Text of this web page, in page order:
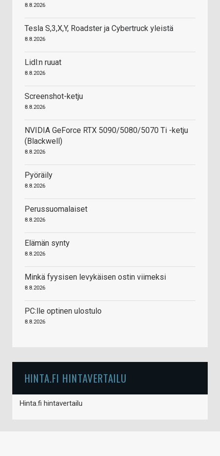
8.8.2026
Tesla S,3,X,Y, Roadster ja Cybertruck yleistä
8.8.2026
Lidl:n ruuat
8.8.2026
Screenshot-ketju
8.8.2026
NVIDIA GeForce RTX 5090/5080/5070 Ti -ketju
(Blackwell)
8.8.2026
Pyöräily
8.8.2026
Perussuomalaiset
8.8.2026
Elämän synty
8.8.2026
Minkä fyysisen levykäisen ostin viimeksi
8.8.2026
PC:lle optinen ulostulo
8.8.2026
HINTA.FI HINTAVERTAILU
Hinta.fi hintavertailu